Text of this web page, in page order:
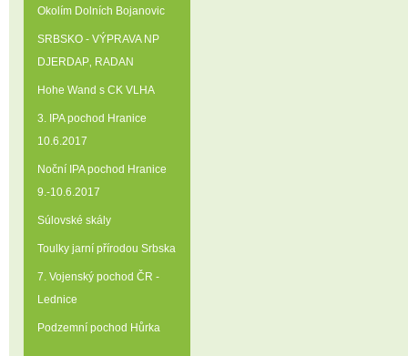
Okolím Dolních Bojanovic
SRBSKO - VÝPRAVA NP
DJERDAP‚ RADAN
Hohe Wand s CK VLHA
3. IPA pochod Hranice
10.6.2017
Noční IPA pochod Hranice
9.-10.6.2017
Súlovské skály
Toulky jarní přírodou Srbska
7. Vojenský pochod ČR -
Lednice
Podzemní pochod Hůrka